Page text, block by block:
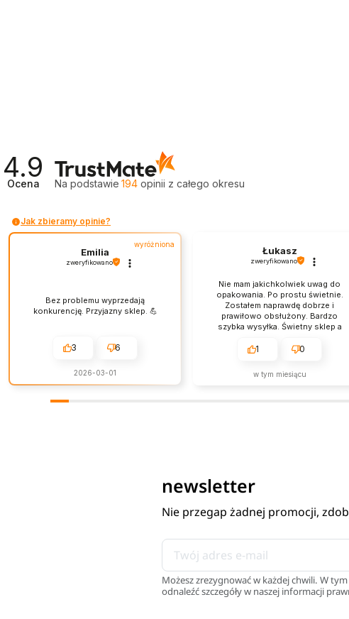
4.9
Ocena Na podstawie 194 opinii z całego okresu
Jak zbieramy opinie?
wyróżniona
Emilia
zweryfikowano
Bez problemu wyprzedają
konkurencję. Przyjazny sklep. 💪
3 6
2026-03-01
Łukasz
zweryfikowano
Nie mam jakichkolwiek uwag do
opakowania. Po prostu świetnie.
Zostałem naprawdę dobrze i
prawiłowo obsłużony. Bardzo
szybka wysyłka. Świetny sklep a
poziomie.
1 0
w tym miesiącu
newsletter
Nie przegap żadnej promocji,
Możesz zrezygnować w każdej chwili. W
odnaleźć szczegóły w naszej informacji